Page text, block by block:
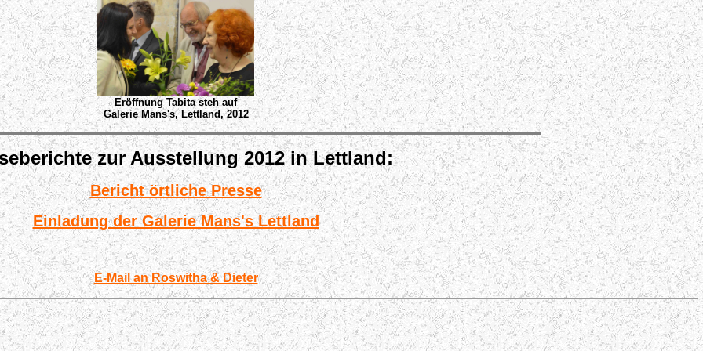
Eröffnung Tabita steh auf
Galerie Mans's, Lettland,2012
zur Ausstellung 2012 in Lettland:
Bericht örtliche Presse
Einladung der Galerie Mans's Lettland
E-Mail an Roswitha & Dieter